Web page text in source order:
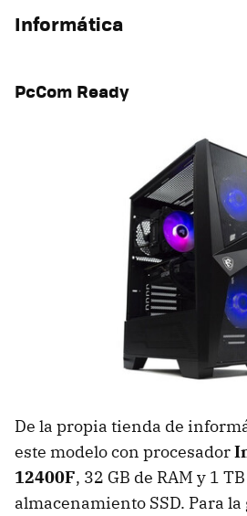
Informática
PcCom Ready
De la propia tienda de
este modelo con procesador
12400F, 32 GB de RAM y 1
almacenamiento SSD. Para la